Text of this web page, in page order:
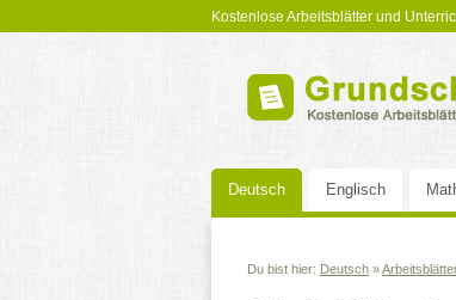
Kostenlose Arbeitsblätter und
Deutsch Englisch
Du bist hier: Deutsch »